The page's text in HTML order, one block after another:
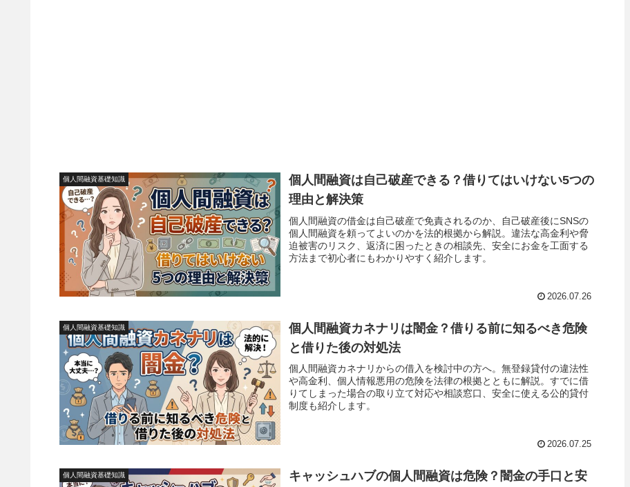
個人間融資基礎知識
個人間融資は自己破産できる？借りてはいけない5つの
理由と解決策
個人間融資の借金は自己破産で免責されるのか、自己破産後にSNSの
個人間融資を頼ってよいのかを法的根拠から解説。違法な高金利や脅
迫被害のリスク、返済に困ったときの相談先、安全にお金を工面する
方法まで初心者にもわかりやすく紹介します。
2026.07.26
個人間融資基礎知識
個人間融資カネナリは闇金？借りる前に知るべき危険
と借りた後の対処法
個人間融資カネナリからの借入を検討中の方へ。無登録貸付の違法性
や高金利、個人情報悪用の危険を法律の根拠とともに解説。すでに借
りてしまった場合の取り立て対応や相談窓口、安全に使える公的貸付
制度も紹介します。
2026.07.25
個人間融資基礎知識
キャッシュハブの個人間融資は危険？闇金の手口と安